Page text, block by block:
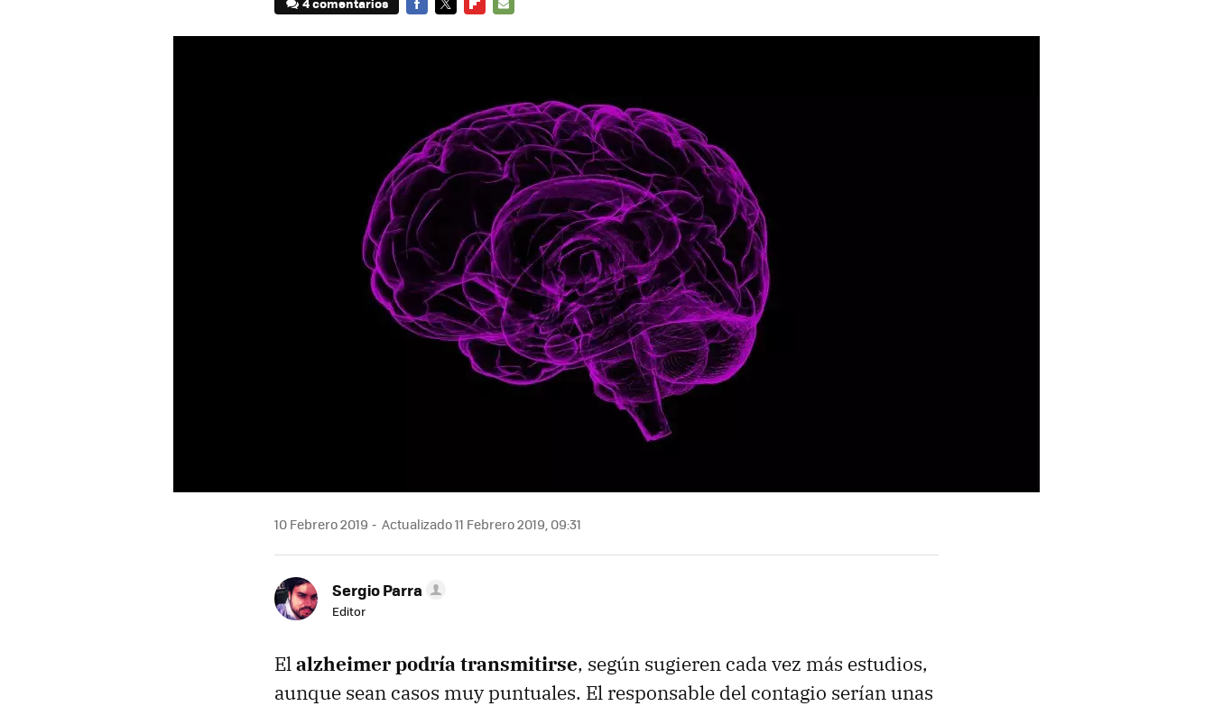
10 Febrero 2019 Actualizado 11 Febrero 2019, 09:31
Sergio Parra
Editor
Elalzheimer podría transmitirse, según sugieren cada vez más estudios,
aunque sean casos muy puntuales. El responsable del contagio serían unas